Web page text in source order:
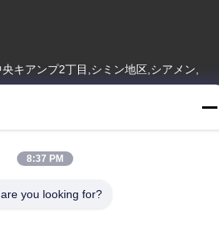
キアンプ2丁目,シミン地区,シアメン,
8:37 PM
you looking for?